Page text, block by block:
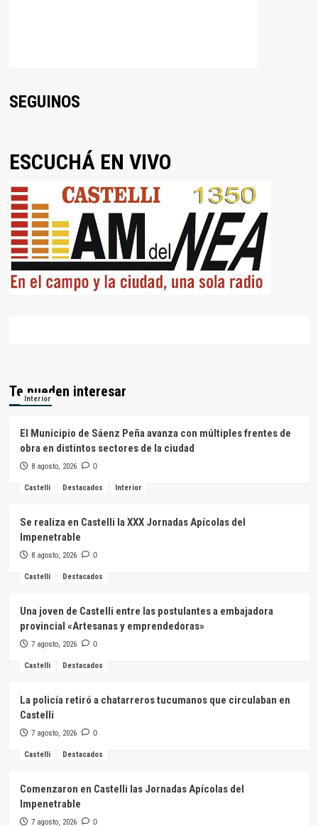
SEGUINOS
ESCUCHÁ EN VIVO
Te pueden interesar
Interior
El Municipio de Sáenz Peña avanza con múltiples frentes de
obra en distintos sectores de la ciudad
8 agosto, 2026 0
Castelli Destacados Interior
Se realiza en Castelli la XXX Jornadas Apícolas del
Impenetrable
8 agosto, 2026 0
Castelli Destacados
Una joven de Castelli entre las postulantes a embajadora
provincial «Artesanas y emprendedoras»
7 agosto, 2026 0
Castelli Destacados
La policía retiró a chatarreros tucumanos que circulaban en
Castelli
7 agosto, 2026 0
Castelli Destacados
Comenzaron en Castelli las Jornadas Apícolas del
Impenetrable
7 agosto, 2026 0